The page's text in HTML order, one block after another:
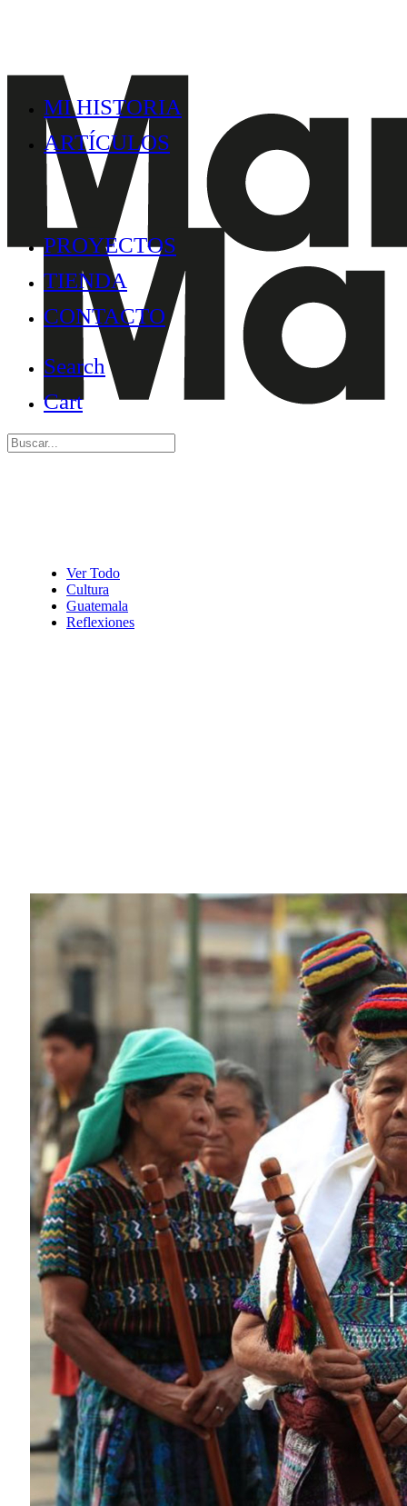
MI HISTORIA
ARTÍCULOS
PROYECTOS
TIENDA
CONTACTO
Search
Cart
Ver Todo
Cultura
Guatemala
Reflexiones